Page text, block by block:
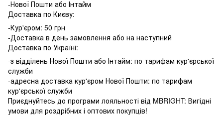
-Нової Пошти або Інтайм
Доставка по Києву:
-Кур'єром: 50 грн
-Доставка в день замовлення або на наступний
Доставка по Україні:
-з відділень Нової Пошти або Інтайм: по тарифам кур'єрської
служби
-адресна доставка кур'єром Нової Пошти: по тарифам
кур'єрської служби
Приєднуйтесь до програми лояльності від MBRIGHT: Вигідні
умови для роздрібних і оптових покупців!